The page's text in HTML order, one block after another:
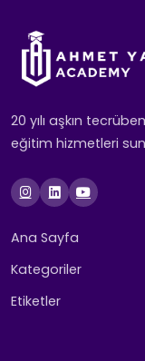
20 yılı aşkın
eğitim hizmetleri
Ana Sayfa
Kategoriler
Etiketler